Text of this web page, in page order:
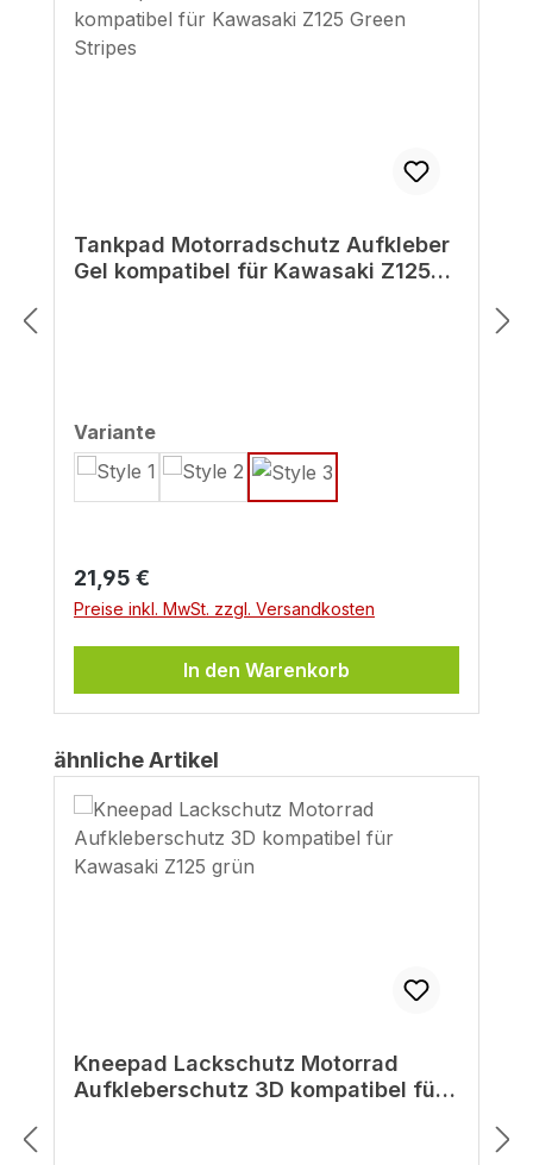
Tankpad Motorradschutz Aufkleber
Gel kompatibel für Kawasaki Z125
Varianteauswählen
Regulärer Preis:
21,95 €
Preise inkl. MwSt. zzgl. Versandkosten
In den Warenkorb
Produktgalerie überspringen
ähnliche Artikel
Kneepad Lackschutz Motorrad
Aufkleberschutz 3D kompatibel für